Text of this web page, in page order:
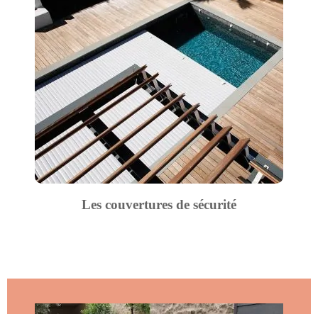
Les couvertures de sécurité